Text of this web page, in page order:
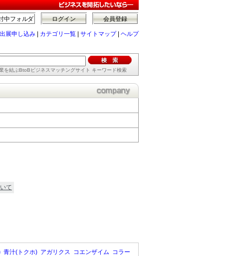
会員登録
ログイン
中フォルダ
出展申し込み カテゴリ一覧 サイトマップ| ヘルプ
を結ぶBtoBビジネスマッチングサイト キーワード検索
て
青汁(トクホ) アガリクス コエンザイム コラー